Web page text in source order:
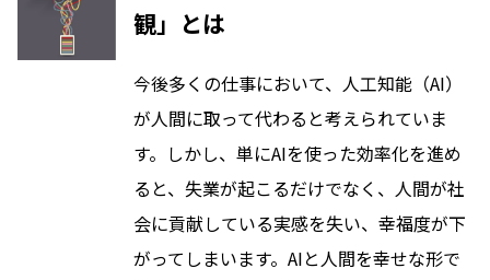
観」とは
今後多くの仕事において、人工知能（AI）
が人間に取って代わると考えられていま
す。しかし、単にAIを使った効率化を進め
ると、失業が起こるだけでなく、人間が社
会に貢献している実感を失い、幸福度が下
がってしまいます。AIと人間を幸せな形で